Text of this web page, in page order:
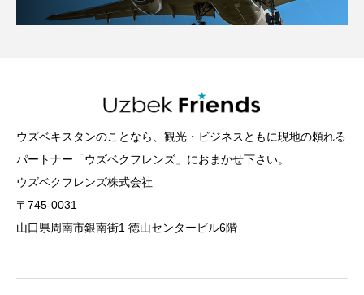
ウズベキスタンのことなら、観光・ビジネスともに現地の頼れる
パートナー「ウズベクフレンズ」におまかせ下さい。
ウズベクフレンズ株式会社
〒745-0031
山口県周南市銀南街1 徳山センタービル6階